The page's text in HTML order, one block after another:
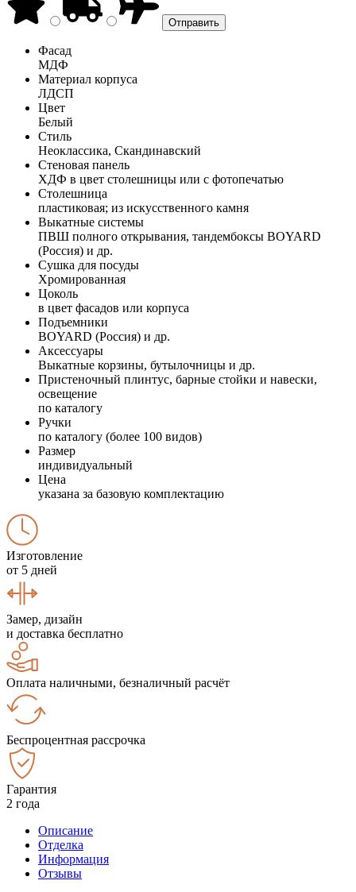
Фасад
МДФ
Материал корпуса
ЛДСП
Цвет
Белый
Стиль
Неоклассика, Скандинавский
Стеновая панель
ХДФ в цвет столешницы или с фотопечатью
Столешница
пластиковая; из искусственного камня
Выкатные системы
ПВШ полного открывания, тандембоксы BOYARD
(Россия) и др.
Сушка для посуды
Хромированная
Цоколь
в цвет фасадов или корпуса
Подъемники
BOYARD (Россия) и др.
Аксессуары
Выкатные корзины, бутылочницы и др.
Пристеночный плинтус, барные стойки и навески,
освещение
по каталогу
Ручки
по каталогу (более 100 видов)
Размер
индивидуальный
Цена
указана за базовую комплектацию
Изготовление
от 5 дней
Замер, дизайн
и доставка бесплатно
Оплата наличными, безналичный расчёт
Беспроцентная рассрочка
Гарантия
2 года
Описание
Отделка
Информация
Отзывы